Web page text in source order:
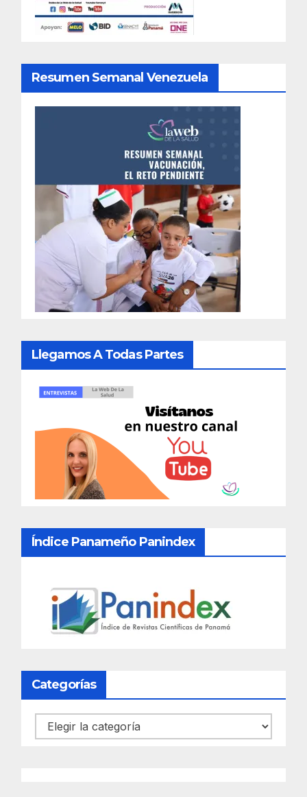
Resumen Semanal Venezuela
Llegamos A Todas Partes
Índice Panameño Panindex
Categorías
Categorías